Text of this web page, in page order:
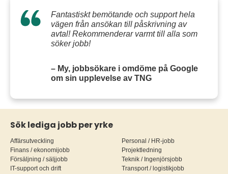
Fantastiskt bemötande och support hela
vägen från ansökan till påskrivning av
avtal! Rekommenderar varmt till alla som
söker jobb!
– My, jobbsökare i omdöme på Google
om sin upplevelse av TNG
Sök lediga jobb per yrke
Affärsutveckling
Finans / ekonomijobb
Försäljning / säljjobb
IT-support och drift
Personal / HR-jobb
Projektledning
Teknik / Ingenjörsjobb
Transport / logistikjobb